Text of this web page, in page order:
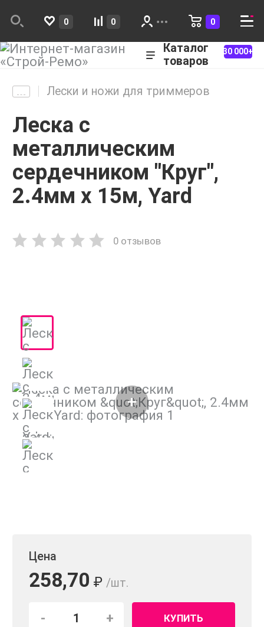
0 0 0
Каталог
товаров
30 000+
Лески и ножи для триммеров
Леска с
металлическим
сердечником "Круг",
2.4мм х 15м, Yard
0 отзывов
Цена
258,70 ₽ /шт.
- + КУПИТЬ